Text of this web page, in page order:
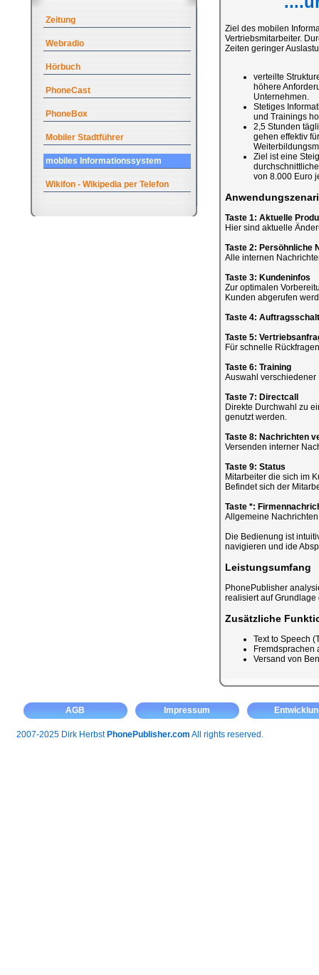
Zeitung
Webradio
Hörbuch
PhoneCast
PhoneBox
Mobiler Stadtführer
mobiles Informationssystem
Wikifon - Wikipedia per Telefon
Ziel des mobilen
Vertriebsmitarbeiter.
Zeiten geringer
verteilte
höhere
Unternehmen.
Stetiges
und Trainings
2,5 Stunden
gehen effektiv
Ziel ist eine
von 8.000 Euro
Taste 1: Aktuelle
Hier sind aktuelle
Taste 2: Persöhnliche
Alle internen
Taste 3: Kundeninfos
Zur optimalen
Kunden abgerufen
Taste 4:
Taste 5:
Für schnelle
Taste 6: Training
Auswahl verschiedener
Taste 7: Directcall
Direkte Durchwahl zu
genutzt werden.
Taste 8: Nachrichten
Versenden interner
Taste 9: Status
Mitarbeiter die sich im
Befindet sich der
Taste *:
Allgemeine
Die Bedienung ist
navigieren und ide
Leistungsumfang
PhonePublisher
realisiert auf Grundlage
Zusätzliche
Text to Speech
Fremdsprachen
Versand von
AGB Impressum
2007-2025 Dirk Herbst PhonePublisher.com All rights reserved.